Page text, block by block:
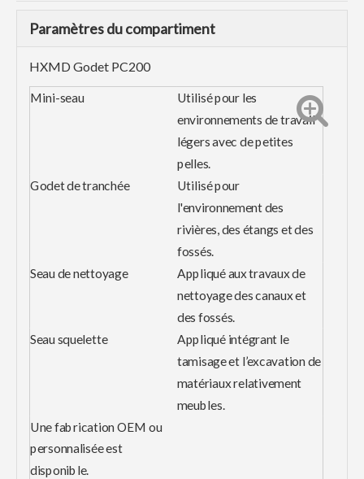
Paramètres du compartiment
HXMD Godet PC200
Mini-seau
Utilisé pour les
environnements de travail
légers avec de petites
pelles.
Godet de tranchée
Utilisé pour
l'environnement des
rivières, des étangs et des
fossés.
Seau de nettoyage Appliqué aux travaux de
nettoyage des canaux et
des fossés.
Seau squelette
Appliqué intégrant le
tamisage et l’excavation de
matériaux relativement
meubles.
Une fabrication OEM ou
personnalisée est
disponible.